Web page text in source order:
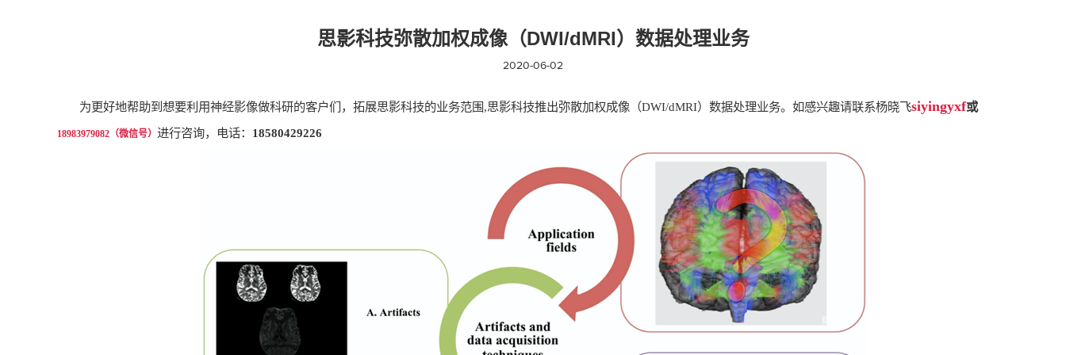
思影科技弥散加权成像（DWI/dMRI）数据处理业务
2020-06-02
为更好地帮助到想要利用神经影像做科研的客户们，拓展思影科技的业务范围,思影科技推出弥散加权成像（DWI/dMRI）数据处理业务。 如感兴趣请联系杨晓飞siyingyxf或
18983979082（微信号） 进行咨询，电话： 18580429226